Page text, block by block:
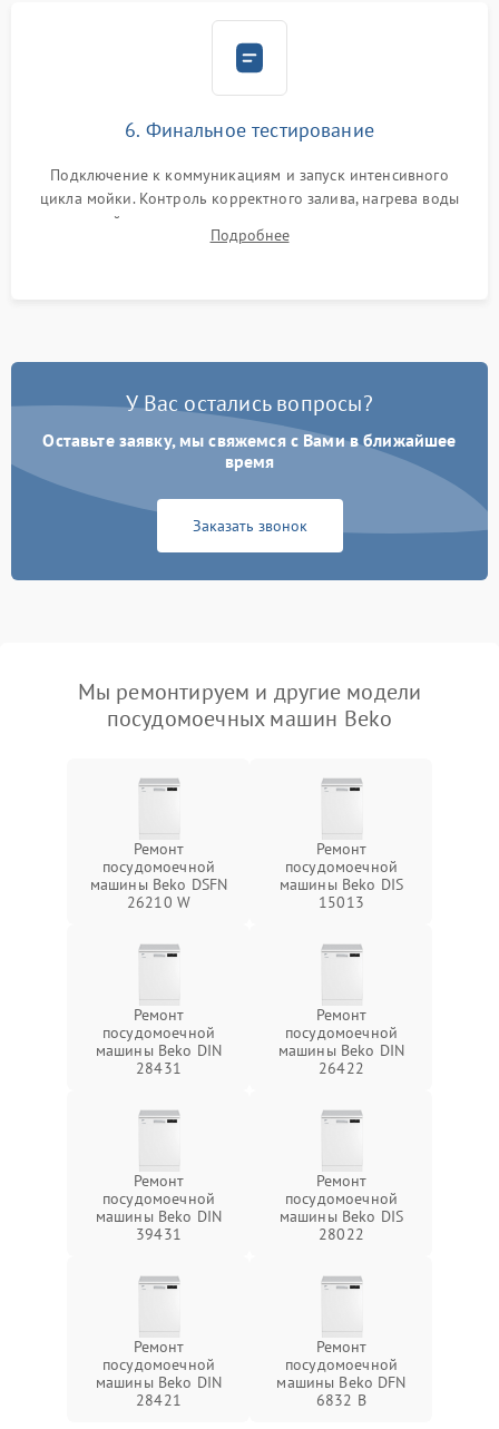
6. Финальное тестирование
Подключение к коммуникациям и запуск интенсивного
цикла мойки. Контроль корректного залива, нагрева воды
до нужной температуры, отсутствия посторонних шумов,
штатного слива и абсолютной сухости в поддоне.
Подробнее
У Вас остались вопросы?
Оставьте заявку, мы свяжемся с Вами в ближайшее
время
Заказать звонок
Мы ремонтируем и другие модели
посудомоечных машин Beko
Ремонт
посудомоечной
машины Beko DSFN
26210 W
Ремонт
посудомоечной
машины Beko DIS
15013
Ремонт
посудомоечной
машины Beko DIN
28431
Ремонт
посудомоечной
машины Beko DIN
26422
Ремонт
посудомоечной
машины Beko DIN
39431
Ремонт
посудомоечной
машины Beko DIS
28022
Ремонт
посудомоечной
машины Beko DIN
28421
Ремонт
посудомоечной
машины Beko DFN
6832 B